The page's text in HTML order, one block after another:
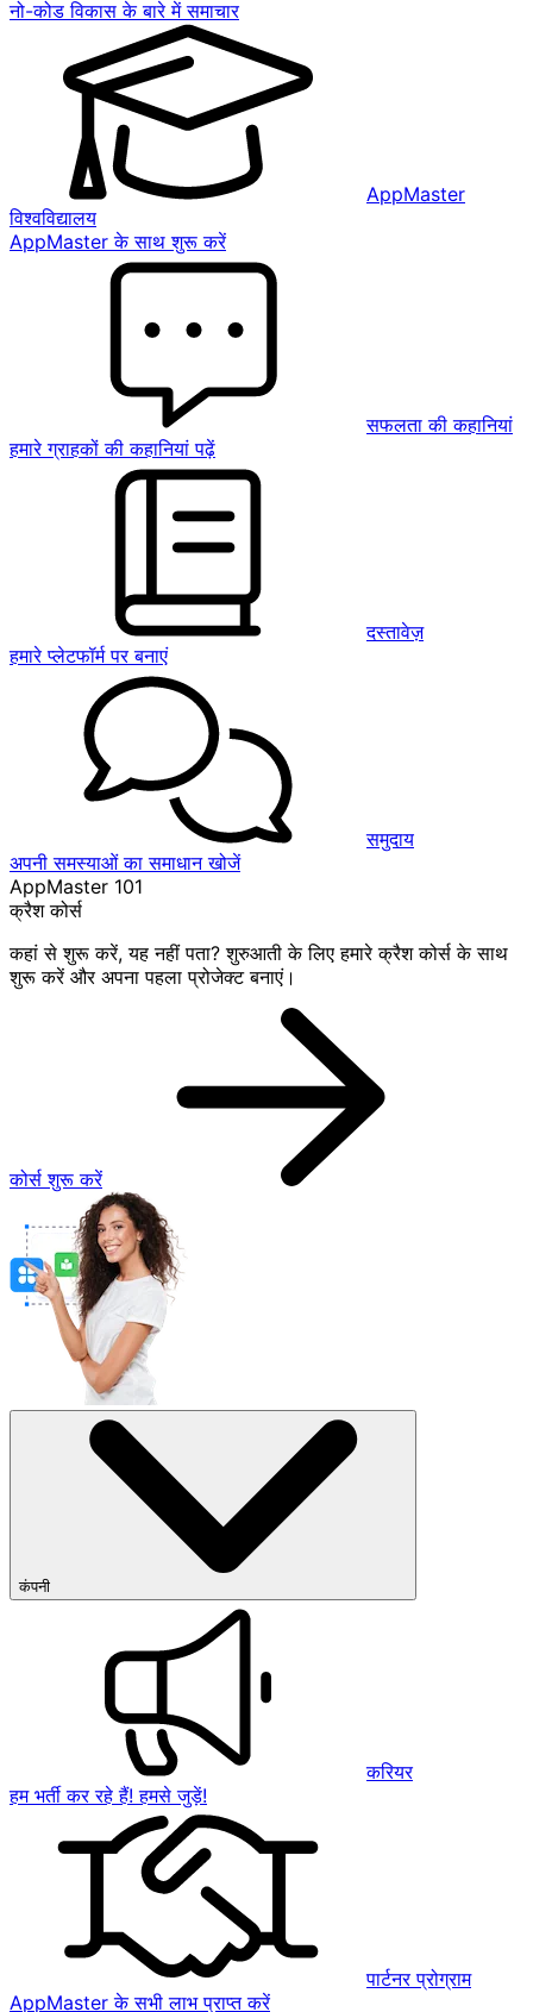
नो-कोड विकास के बारे में समाचार
AppMaster
विश्वविद्यालय
AppMaster के साथ शुरू करें
सफलता की कहानियां
हमारे ग्राहकों की कहानियां पढ़ें
दस्तावेज़
हमारे प्लेटफॉर्म पर बनाएं
समुदाय
अपनी समस्याओं का समाधान खोजें
AppMaster 101
क्रैश कोर्स
कहां से शुरू करें, यह नहीं पता? शुरुआती के लिए हमारे क्रैश कोर्स के साथ
शुरू करें और अपना पहला प्रोजेक्ट बनाएं।
कोर्स शुरू करें
कंपनी
करियर
हम भर्ती कर रहे हैं! हमसे जुड़ें!
पार्टनर प्रोग्राम
AppMaster के सभी लाभ प्राप्त करें